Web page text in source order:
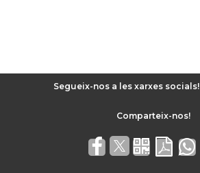
Segueix-nos a les xarxes socials!